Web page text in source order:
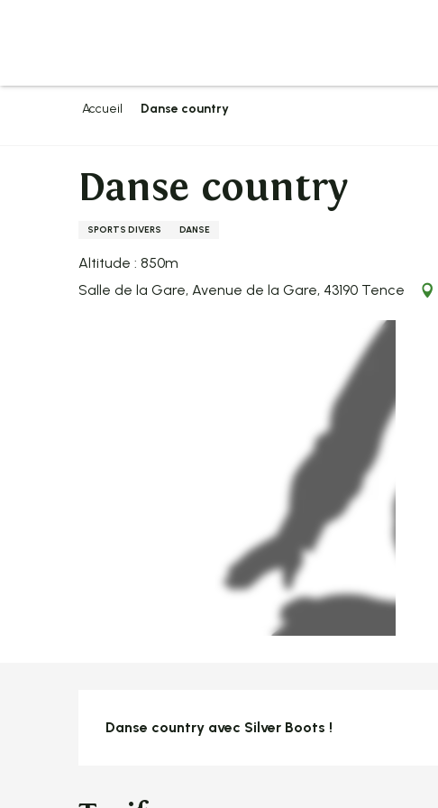
Accueil Danse country
Danse country
SPORTS DIVERS DANSE
Altitude : 850m
Salle de la Gare, Avenue de la Gare, 43190 Tence
Description
Danse country avec Silver Boots !